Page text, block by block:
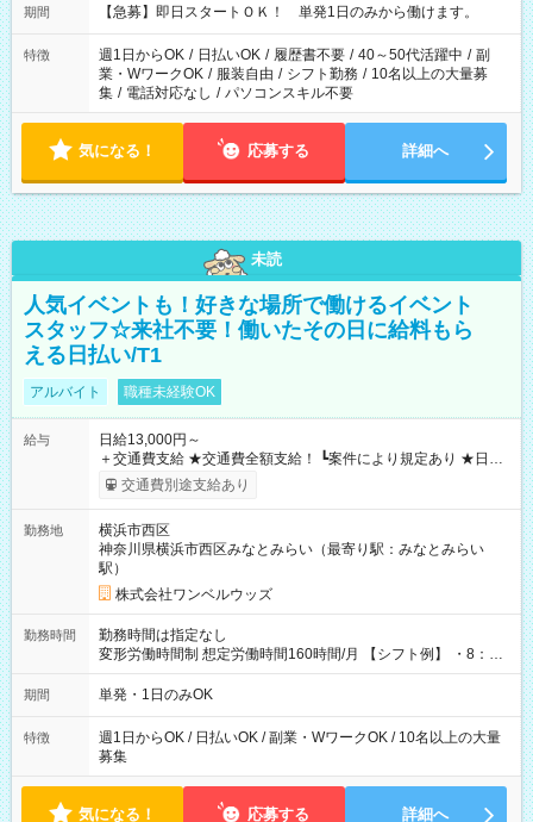
期間 【急募】即日スタートＯＫ！ 単発1日のみから働けます。
特徴 週1日からOK / 日払いOK / 履歴書不要 / 40～50代活躍中 / 副
業・WワークOK / 服装自由 / シフト勤務 / 10名以上の大量募
集 / 電話対応なし / パソコンスキル不要
気になる！ 応募する 詳細へ
未読
人気イベントも！好きな場所で働けるイベント
スタッフ☆来社不要！働いたその日に給料もら
える日払い/T1
アルバイト 職種未経験OK
給与
日給13,000円～
＋交通費支給 ★交通費全額支給！ ┗案件により規定あり ★日払
いOK！（規定あり） ┗働いたその日に現金GET♪ お仕事後はコ
ンビニATMから 日払い分を引き落とせます！ 【試用期間】試
交通費別途支給あり
勤務地
横浜市西区
神奈川県横浜市西区みなとみらい（最寄り駅：みなとみらい
駅）
株式会社ワンベルウッズ
勤務時間
勤務時間は指定なし
変形労働時間制 想定労働時間160時間/月 【シフト例】 ・8：00
～21：00
期間 単発・1日のみOK
特徴
週1日からOK / 日払いOK / 副業・WワークOK / 10名以上の大量
募集
気になる！ 応募する 詳細へ